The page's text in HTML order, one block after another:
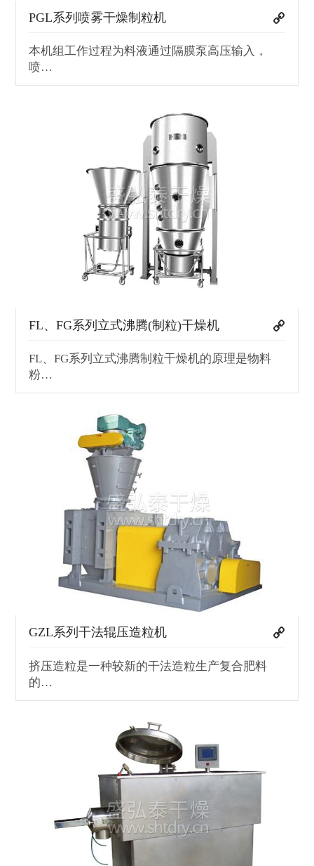
PGL系列喷雾干燥制粒机
本机组工作过程为料液通过隔膜泵高压输入，
喷…
FL、FG系列立式沸腾(制粒)干燥机
FL、FG系列立式沸腾制粒干燥机的原理是物料
粉…
GZL系列干法辊压造粒机
挤压造粒是一种较新的干法造粒生产复合肥料
的…